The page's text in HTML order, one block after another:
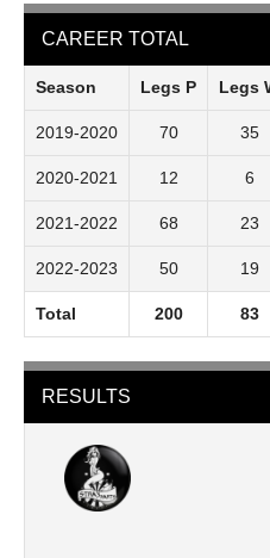
CAREER TOTAL
Season Legs P Legs
2019-2020 70 35
2020-2021 12 6
2021-2022 68 23
2022-2023 50 19
Total 200 83
RESULTS